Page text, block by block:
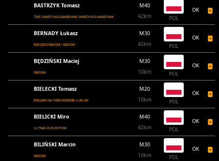
BASTRZYK Tomasz
T&R SKARŻYSKO-KAMIENNA SKARŻYSKO-KAMIENNA
M40
42km
POL
OK
BERNADY Łukasz
BIEGIEM RADOM ! RADOM
M30
42km
POL
OK
BĘDZIŃSKI Maciej
RADOM
M30
10km
POL
OK
BIELECKI Tomasz
BIEGAM NA TARCHOMINIE LUBLIN
M20
10km
POL
OK
BIELICKI Miro
ULTRAS RUN BYTOM
M40
42km
POL
OK
BILIŃSKI Marcin
RADOM
M30
10km
POL
OK